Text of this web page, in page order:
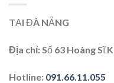
TẠI ĐÀ NẴNG
Địa chỉ:Số 63 Hoàng Sĩ
Hotline: 091.66.11.055